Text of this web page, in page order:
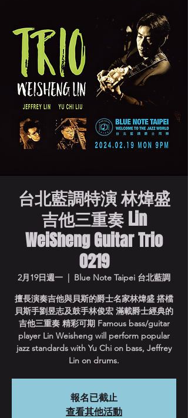
台北藍調特演 林煒盛
吉他三重奏 Lin
WeiSheng Guitar Trio
0219
2月19日週一
  |
Blue Note Taipei 台北藍調
擅長演奏吉他與貝斯的爵士名家林煒盛 搭檔
貝斯手劉昱志及鼓手林俊宏 滿載爵士經典的
吉他三重奏 精彩可期 Famous bass/guitar
player Lin Weisheng will perform popular
jazz standards with Yu Chi on bass, Jeffrey
Lin on drums.
報名已截止
查看其他活動